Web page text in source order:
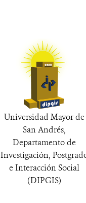
Universidad Mayor de
San Andrés,
Departamento de
Investigación,
e Interacción Social
(DIPGIS)